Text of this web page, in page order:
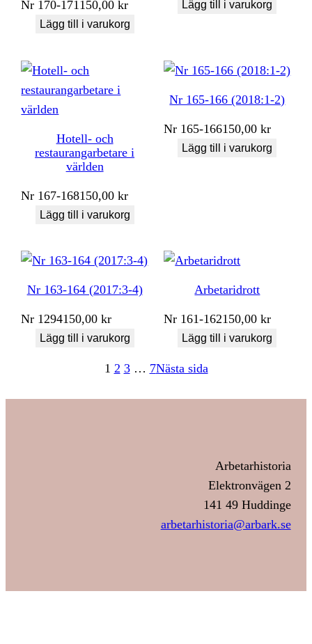
Nr 170-171150,00kr
Lägg till i varukorg
Lägg till i varukorg
Hotell- och
restaurangarbetare i
världen
Nr 167-168150,00kr
Lägg till i varukorg
Nr 165-166 (2018:1-2)
Nr 165-166150,00kr
Lägg till i varukorg
Nr 163-164 (2017:3-4)
Nr 1294150,00kr
Lägg till i varukorg
Arbetaridrott
Nr 161-162150,00kr
Lägg till i varukorg
1 2 3 … 7Nästa sida
Arbetarhistoria
Elektronvägen 2
141 49 Huddinge
arbetarhistoria@arbark.se